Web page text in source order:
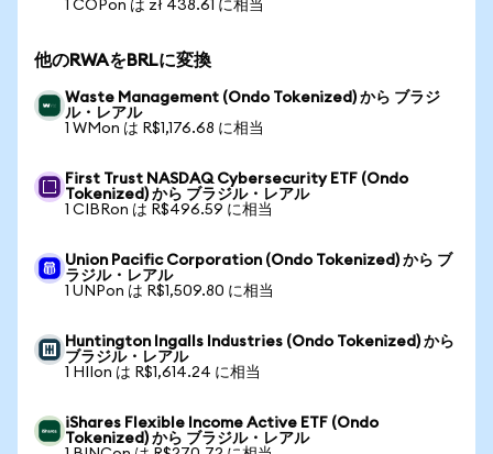
1 COPon は zł 438.61 に相当
他のRWAをBRLに変換
Waste Management (Ondo Tokenized) から ブラジ
ル・レアル
1 WMon は R$1,176.68 に相当
First Trust NASDAQ Cybersecurity ETF (Ondo
Tokenized) から ブラジル・レアル
1 CIBRon は R$496.59 に相当
Union Pacific Corporation (Ondo Tokenized) から ブ
ラジル・レアル
1 UNPon は R$1,509.80 に相当
Huntington Ingalls Industries (Ondo Tokenized) から
ブラジル・レアル
1 HIIon は R$1,614.24 に相当
iShares Flexible Income Active ETF (Ondo
Tokenized) から ブラジル・レアル